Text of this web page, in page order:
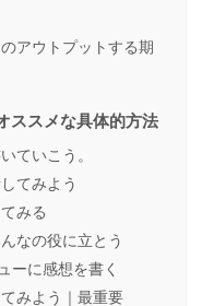
アウトプットする期
ススメな具体的方法
ていこう。
てみよう
みる
なの役に立とう
ーに感想を書く
みよう｜最重要